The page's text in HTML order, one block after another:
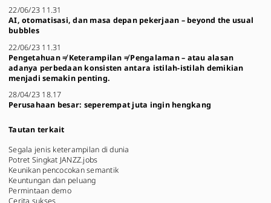
22/06/23 11.31
AI, otomatisasi, dan masa depan pekerjaan – beyond the usual
bubbles
22/06/23 11.31
Pengetahuan ≠ Keterampilan ≠ Pengalaman – atau alasan
adanya perbedaan konsisten antara istilah-istilah demikian
menjadi semakin penting.
28/04/23 18.17
Perusahaan besar: seperempat juta ingin hengkang
Tautan terkait
Segala jenis keterampilan di dunia
Potret Singkat JANZZ.jobs
Keunikan pencocokan semantik
Keuntungan dan peluang
Permintaan demo